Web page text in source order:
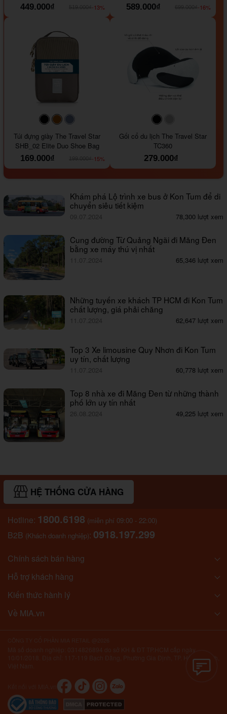
449.000₫
-13%
589.000₫
-16%
#000000#964B00
Túi đựng giày The Travel Star
SHB_02 Elite Duo Shoe Bag
169.000₫
-15%
#000000
Gối cổ du lịch The Travel Star
TC360
279.000₫
Khám phá Lộ trình xe bus ở Kon Tum để di
chuyển siêu tiết kiệm
09.07.2024 78,300 lượt xem
Cung đường Từ Quảng Ngãi đi Măng Đen
bằng xe máy thú vị nhất
11.07.2024 65,346 lượt xem
Những tuyến xe khách TP HCM đi Kon Tum
chất lượng, giá phải chăng
11.07.2024 62,647 lượt xem
Top 3 Xe limousine Quy Nhơn đi Kon Tum
uy tín, chất lượng
11.07.2024 60,778 lượt xem
Top 8 nhà xe đi Măng Đen từ những thành
phố lớn uy tín nhất
26.08.2024 49,225 lượt xem
HỆ THỐNG CỬA HÀNG
Hotline: 1800.6198 (miễn phí 09:00 - 22:00)
B2B (Khách doanh nghiệp): 0918.197.299
Chính sách bán hàng
Hỗ trợ khách hàng
Kiến thức hành lý
Về MIA.vn
10/01/2018. Địa chỉ: 117-119 Bạch Đằng, Phường Gia Định, TP. Hồ Chí Minh,